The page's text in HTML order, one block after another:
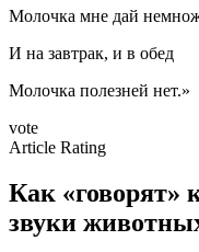
Молочка мне дай
И на завтрак, и в обед
Молочка полезней нет.»
vote
Article Rating
Как «говорят»
звуки